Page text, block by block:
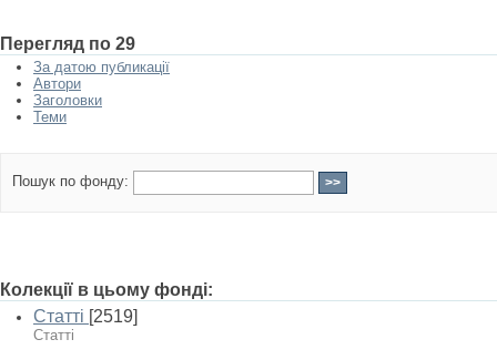
Перегляд по 29
За датою публикації
Автори
Заголовки
Теми
Пошук по фонду:
Колекції в цьому фонді:
Статті [2519]
Статті